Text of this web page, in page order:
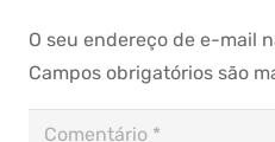
O seu endereço de e-mail
Campos obrigatórios são